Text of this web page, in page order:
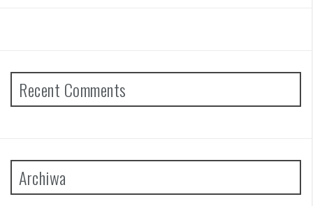
Recent Comments
Archiwa